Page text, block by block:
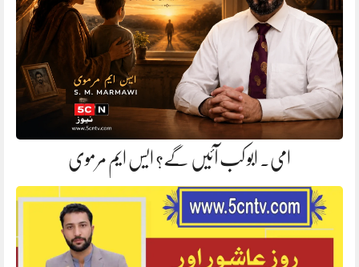
امی. ابو کب آئیں گے؟ ایس ایم مرموی